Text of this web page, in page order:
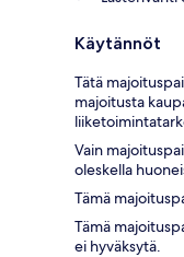
Käytännöt
Tätä
majoitusta
Vain
oleskella
Tämä
Tämä
ei hyväksytä.